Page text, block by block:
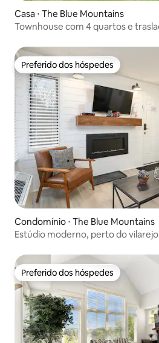
Casa ⋅ The Blue Mountains
Townhouse com 4 quartos e
Preferido dos hóspedes
Preferido dos hóspedes
Condomínio ⋅ The Blue Mountains
Estúdio moderno, perto do vilarejo
Preferido dos hóspedes
Preferido dos hóspedes